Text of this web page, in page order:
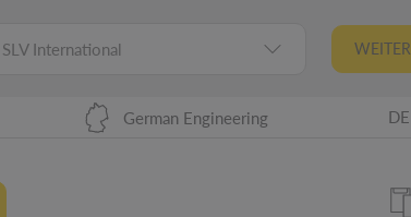
SLV International WEITER
German Engineering DE